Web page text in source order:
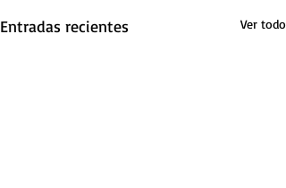
Entradas recientes Ver todo